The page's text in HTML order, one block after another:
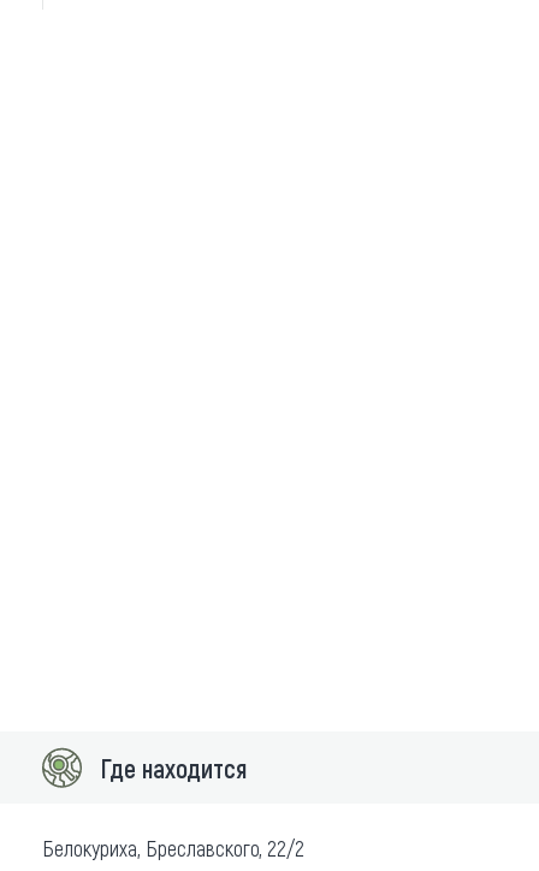
Где находится
Белокуриха, Бреславского, 22/2